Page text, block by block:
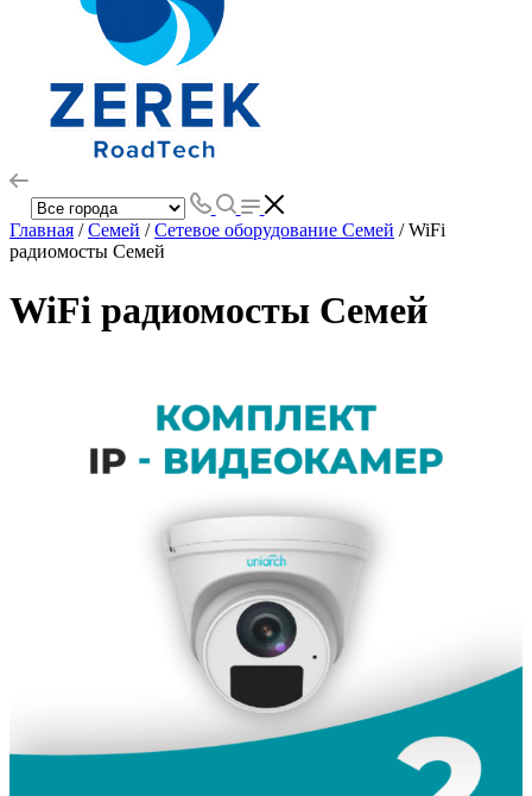
Главная /Семей /Сетевое оборудование Семей / WiFi
радиомосты Семей
WiFi радиомосты Семей